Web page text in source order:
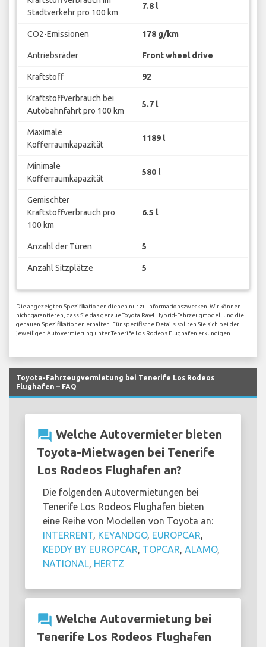
Stadtverkehr pro 100 km
7.8 l
CO2-Emissionen 178 g/km
Antriebsräder Front wheel drive
Kraftstoff 92
Kraftstoffverbrauch bei
Autobahnfahrt pro 100 km
5.7 l
Maximale
Kofferraumkapazität
1189 l
Minimale
Kofferraumkapazität
580 l
Gemischter
Kraftstoffverbrauch pro
100 km
6.5 l
Anzahl der Türen 5
Anzahl Sitzplätze 5
Die angezeigten Spezifikationen dienen nur zu Informationszwecken. Wir können
nicht garantieren, dass Sie das genaue Toyota Rav4 Hybrid-Fahrzeugmodell und die
genauen Spezifikationen erhalten. Für spezifische Details sollten Sie sich bei der
jeweiligen Autovermietung unter Tenerife Los Rodeos Flughafen erkundigen.
Toyota-Fahrzeugvermietung bei Tenerife Los Rodeos
Flughafen – FAQ
question_answer Welche Autovermieter bieten
Toyota-Mietwagen bei Tenerife
Los Rodeos Flughafen an?
Die folgenden Autovermietungen bei
Tenerife Los Rodeos Flughafen bieten
eine Reihe von Modellen von Toyota an:
INTERRENT, KEYANDGO, EUROPCAR,
KEDDY BY EUROPCAR, TOPCAR, ALAMO,
NATIONAL, HERTZ
question_answer Welche Autovermietung bei
Tenerife Los Rodeos Flughafen